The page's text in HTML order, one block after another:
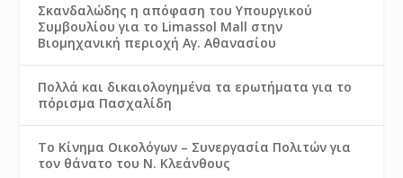
Σκανδαλώδης η απόφαση του Υπουργικού
Συμβουλίου για το Limassol Mall στην
Βιομηχανική περιοχή Αγ. Αθανασίου
Πολλά και δικαιολογημένα τα ερωτήματα για το
πόρισμα Πασχαλίδη
Το Κίνημα Οικολόγων – Συνεργασία Πολιτών για
τον θάνατο του Ν. Κλεάνθους